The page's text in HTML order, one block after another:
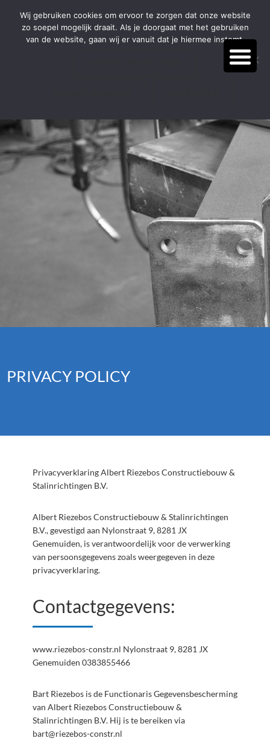
BEL:(038) 385 54 66
PRIVACY POLICY
Privacyverklaring Albert Riezebos Constructiebouw &
Stalinrichtingen B.V.
Albert Riezebos Constructiebouw & Stalinrichtingen
B.V., gevestigd aan Nylonstraat 9, 8281 JX
Genemuiden, is verantwoordelijk voor de verwerking
van persoonsgegevens zoals weergegeven in deze
privacyverklaring.
Contactgegevens:
www.riezebos-constr.nl Nylonstraat 9, 8281 JX
Genemuiden 0383855466
Bart Riezebos is de Functionaris Gegevensbescherming
van Albert Riezebos Constructiebouw &
Stalinrichtingen B.V. Hij is te bereiken via
bart@riezebos-constr.nl
Wij gebruiken cookies om ervoor te zorgen dat onze website
zo soepel mogelijk draait. Als je doorgaat met het gebruiken
van de website, gaan wij er vanuit dat je hiermee instemt.